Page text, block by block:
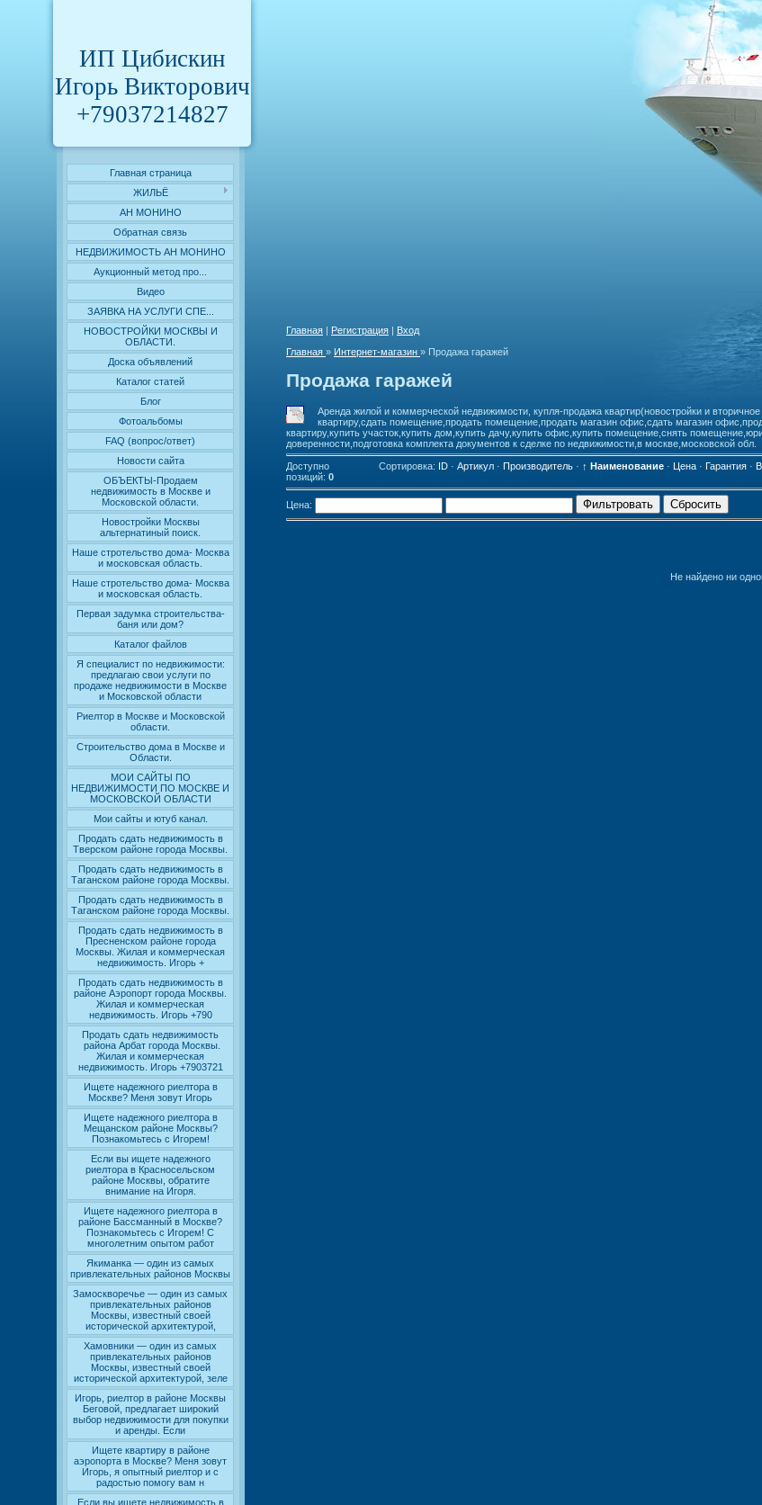
ИП Цибискин
Игорь Викторович
+79037214827
Главная страница
ЖИЛЬЁ
АН МОНИНО
Обратная связь
НЕДВИЖИМОСТЬ АН МОНИНО
Аукционный метод про...
Видео
ЗАЯВКА НА УСЛУГИ СПЕ...
НОВОСТРОЙКИ МОСКВЫ И
ОБЛАСТИ.
Доска объявлений
Каталог статей
Блог
Фотоальбомы
FAQ (вопрос/ответ)
Новости сайта
ОБЪЕКТЫ-Продаем
недвижимость в Москве и
Московской области.
Новостройки Москвы
альтернатиный поиск.
Наше стротельство дома- Москва
и московская область.
Наше стротельство дома- Москва
и московская область.
Первая задумка строительства-
баня или дом?
Каталог файлов
Я специалист по недвижимости:
предлагаю свои услуги по
продаже недвижимости в Москве
и Московской области
Риелтор в Москве и Московской
области.
Строительство дома в Москве и
Области.
МОИ САЙТЫ ПО
НЕДВИЖИМОСТИ ПО МОСКВЕ И
МОСКОВСКОЙ ОБЛАСТИ
Мои сайты и ютуб канал.
Продать сдать недвижимость в
Тверском районе города Москвы.
Продать сдать недвижимость в
Таганском районе города Москвы.
Продать сдать недвижимость в
Таганском районе города Москвы.
Продать сдать недвижимость в
Пресненском районе города
Москвы. Жилая и коммерческая
недвижимость. Игорь +
Продать сдать недвижимость в
районе Аэропорт города Москвы.
Жилая и коммерческая
недвижимость. Игорь +790
Продать сдать недвижимость
района Арбат города Москвы.
Жилая и коммерческая
недвижимость. Игорь +7903721
Ищете надежного риелтора в
Москве? Меня зовут Игорь
Ищете надежного риелтора в
Мещанском районе Москвы?
Познакомьтесь с Игорем!
Если вы ищете надежного
риелтора в Красносельском
районе Москвы, обратите
внимание на Игоря.
Ищете надежного риелтора в
районе Бассманный в Москве?
Познакомьтесь с Игорем! С
многолетним опытом работ
Якиманка — один из самых
привлекательных районов Москвы
Замоскворечье — один из самых
привлекательных районов
Москвы, известный своей
исторической архитектурой,
Хамовники — один из самых
привлекательных районов
Москвы, известный своей
исторической архитектурой, зеле
Игорь, риелтор в районе Москвы
Беговой, предлагает широкий
выбор недвижимости для покупки
и аренды. Если
Ищете квартиру в районе
аэропорта в Москве? Меня зовут
Игорь, я опытный риелтор и с
радостью помогу вам н
Если вы ищете недвижимость в
Главная | Регистрация | Вход
Главная » Интернет-магазин » Продажа гаражей
Продажа гаражей
Аренда жилой и коммерческой недвижимости, купля-продажа квартир(новостройки и
квартиру,сдать помещение,продать помещение,продать магазин офис,сдать магазин
квартиру,купить участок,купить дом,купить дачу,купить офис,купить помещение,снять
доверенности,подготовка комплекта документов к сделке по недвижимости,в москве,московской обл.
Доступно
позиций: 0
Сортировка: ID · Артикул · Производитель · ↑ Наименование · Цена · Гарантия ·
Цена: Фильтровать Сбросить
Не найдено ни